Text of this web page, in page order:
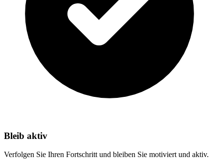
Bleib aktiv
Verfolgen Sie Ihren Fortschritt und bleiben Sie motiviert und aktiv.